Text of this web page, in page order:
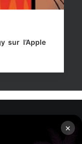
×
sur l’Apple
droits réservés –